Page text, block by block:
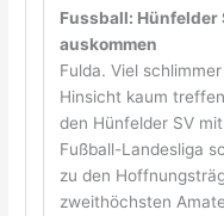
Fussball: Hünfelder
auskommen
Fulda. Viel
Hinsicht kaum
den Hünfelder SV
Fußball-Landesliga
zu den
zweithöchsten